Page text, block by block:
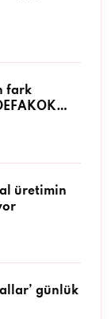
fark
üretimin
günlük